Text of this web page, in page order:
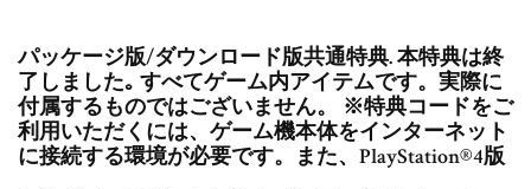
パッケージ版/ダウンロード版共通特典. 本特典は終
了しました｡ すべてゲーム内アイテムです。実際に
付属するものではございません。 ※特典コードをご
利用いただくには、ゲーム機本体をインターネット
に接続する環境が必要です。また、PlayStation®4版